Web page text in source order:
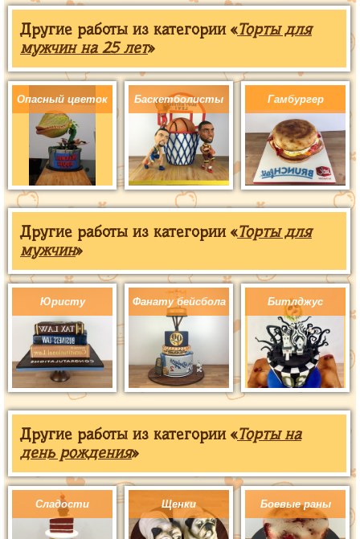
Другие работы из категории «Торты для
мужчин на 25 лет»
Опасный цветок Баскетболисты Гамбургер
Другие работы из категории «Торты для
мужчин»
Юристу Фанату бейсбола Битлджус
Другие работы из категории «Торты на
день рождения»
Сладости Щенки Боевые раны